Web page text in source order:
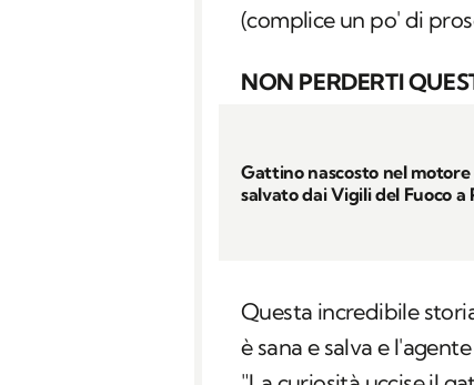
(complice un po' di
NON PERDERTI
Gattino nascosto nel motore
salvato dai Vigili del Fuoco a
Questa incredibile
è sana e salva e